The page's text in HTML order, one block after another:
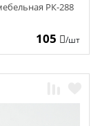
РК-288
105 /шт